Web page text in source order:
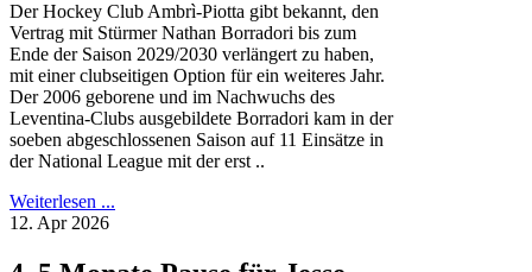
Der Hockey Club Ambrì-Piotta gibt bekannt, den
Vertrag mit Stürmer Nathan Borradori bis zum
Ende der Saison 2029/2030 verlängert zu haben,
mit einer clubseitigen Option für ein weiteres Jahr.
Der 2006 geborene und im Nachwuchs des
Leventina-Clubs ausgebildete Borradori kam in der
soeben abgeschlossenen Saison auf 11 Einsätze in
der National League mit der erst ..
Weiterlesen ...
12. Apr 2026